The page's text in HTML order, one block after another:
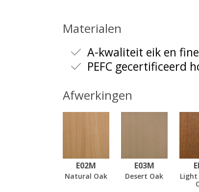
Materialen
A-kwaliteit eik en
PEFC gecertificeerd
Afwerkingen
E02M
Natural Oak
E03M
Desert Oak